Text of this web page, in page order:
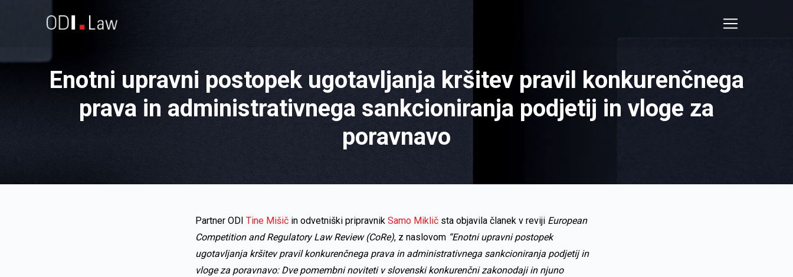
Enotni upravni postopek ugotavljanja kršitev pravil konkurenčnega
prava in administrativnega sankcioniranja podjetij in vloge za
poravnavo
Partner ODITine Mišič in odvetniški pripravnikSamo Miklič sta objavila članek v reviji European
Competition and Regulatory Law Review (CoRe), z naslovom “Enotni upravni postopek
ugotavljanja kršitev pravil konkurenčnega prava in administrativnega sankcioniranja podjetij in
vloge za poravnavo: Dve pomembni noviteti v slovenski konkurenčni zakonodaji in njuno